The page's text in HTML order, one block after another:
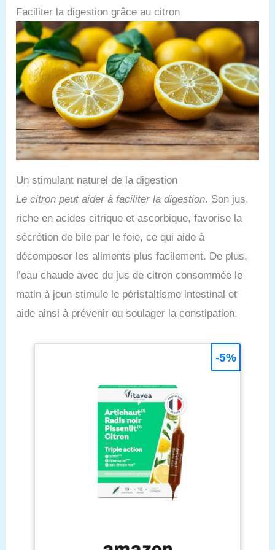
perdre son souci du détail.
Faciliter la digestion grâce au citron
Un stimulant naturel de la digestion
Le citron peut aider à faciliter la digestion. Son jus,
riche en acides citrique et ascorbique, favorise la
sécrétion de bile par le foie, ce qui aide à
décomposer les aliments plus facilement. De plus,
l’eau chaude avec du jus de citron consommée le
matin à jeun stimule le péristaltisme intestinal et
aide ainsi à prévenir ou soulager la constipation.
-5%